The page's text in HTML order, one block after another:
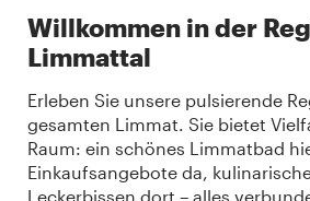
Willkommen in der
Limmattal
Erleben Sie unsere pulsierende
gesamten Limmat. Sie bietet
Raum: ein schönes Limmatbad
Einkaufsangebote da,
Leckerbissen dort – alles